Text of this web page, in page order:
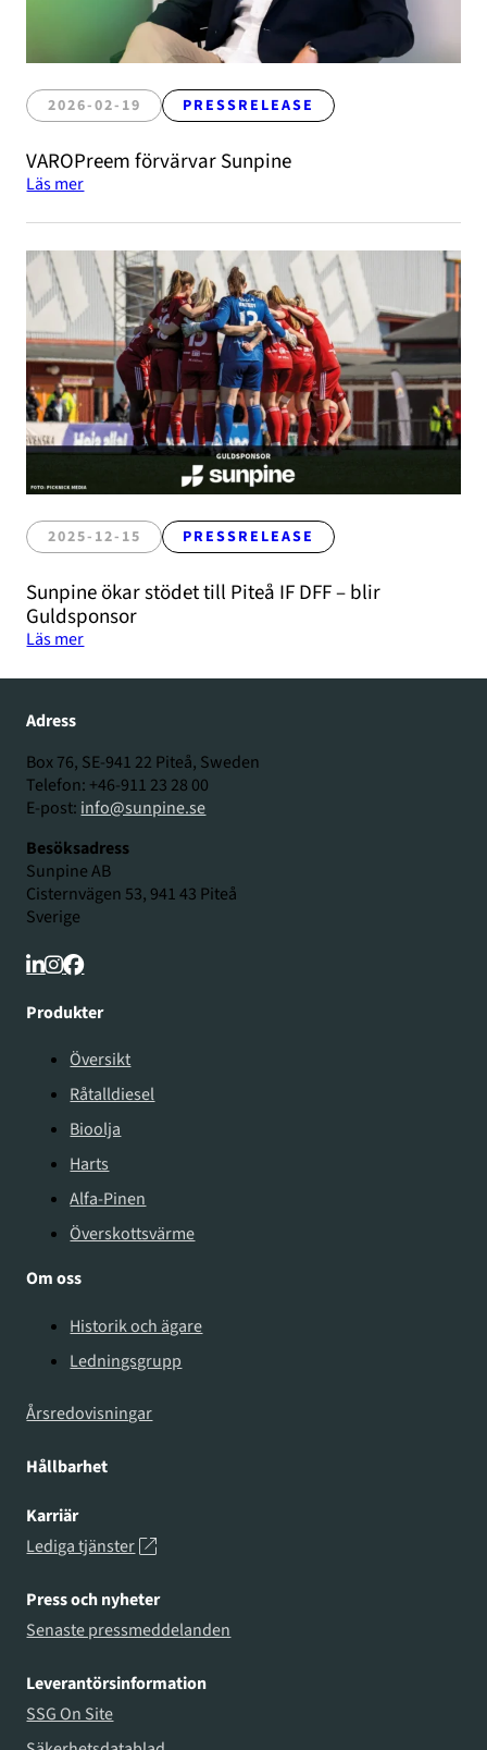
2026-02-19 PRESSRELEASE
VAROPreem förvärvar Sunpine
Läs mer
2025-12-15 PRESSRELEASE
Sunpine ökar stödet till Piteå IF DFF – blir
Guldsponsor
Läs mer
Adress
Box 76, SE-941 22 Piteå, Sweden
Telefon: +46-911 23 28 00
E-post: info@sunpine.se
Besöksadress
Sunpine AB
Cisternvägen 53, 941 43 Piteå
Sverige
Produkter
Översikt
Råtalldiesel
Bioolja
Harts
Alfa-Pinen
Överskottsvärme
Om oss
Historik och ägare
Ledningsgrupp
Årsredovisningar
Hållbarhet
Karriär
Lediga tjänster
Press och nyheter
Senaste pressmeddelanden
Leverantörsinformation
SSG On Site